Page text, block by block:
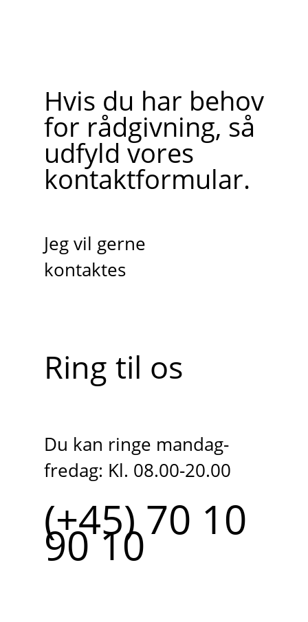
Hvis du har behov
for rådgivning, så
udfyld vores
kontaktformular.
Jeg vil gerne
kontaktes
Ring til os
Du kan ringe mandag-
fredag: Kl. 08.00-20.00
(+45) 70 10
90 10